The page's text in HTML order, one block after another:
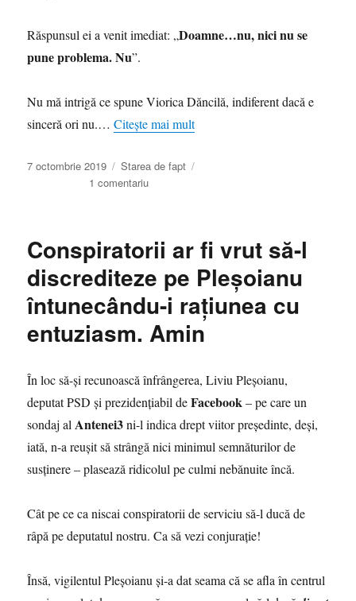
Răspunsul ei a venit imediat: „Doamne…nu, nici nu se
pune problema. Nu”.
Nu mă intrigă ce spune Viorica Dăncilă, indiferent dacă e
sinceră ori nu.…Citește mai mult
Publicat
7 octombrie 2019 Categorii
Starea de fapt
1 comentariula
graţiază
Dragnea
în
cazul
în
preşedinte,
Dăncilă
a
răspuns:
Nu,
nici
pune
problema
Conspiratorii ar fi vrut să-l
discrediteze pe Pleşoianu
întunecându-i raţiunea cu
entuziasm. Amin
În loc să-şi recunoască înfrângerea, Liviu Pleşoianu,
deputat PSD şi prezidenţiabil deFacebook– pe care un
sondaj al Antenei3ni-l indica drept viitor preşedinte, deşi,
iată, n-a reuşit să strângă nici minimul semnăturilor de
susţinere – plasează ridicolul pe culmi nebănuite încă.
Cât pe ce ca niscai conspiratorii de serviciu să-l ducă de
râpă pe deputatul nostru. Ca să vezi conjuraţie!
Însă, vigilentul Pleşoianu şi-a dat seama că se afla în centrul